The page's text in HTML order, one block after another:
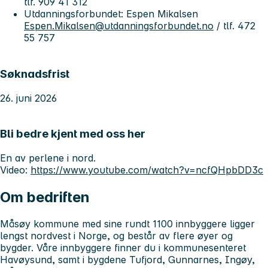
Utdanningsforbundet: Espen Mikalsen
Espen.Mikalsen@utdanningsforbundet.no / tlf. 472
55 757
Søknadsfrist
26. juni 2026
Bli bedre kjent med oss her
En av perlene i nord.
Video: https://www.youtube.com/watch?v=ncfQHpbDD3c
Om bedriften
Måsøy kommune med sine rundt 1100 innbyggere ligger
lengst nordvest i Norge, og består av flere øyer og
bygder. Våre innbyggere finner du i kommunesenteret
Havøysund, samt i bygdene Tufjord, Gunnarnes, Ingøy,